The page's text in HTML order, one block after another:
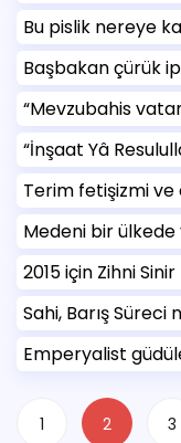
Bu pislik nereye
Başbakan çürük
“Mevzubahis
“İnşaat Yâ
Terim fetişizmi ve
Medeni bir ülkede
2015 için Zihni
Sahi, Barış Süreci
Emperyalist
1 2 3